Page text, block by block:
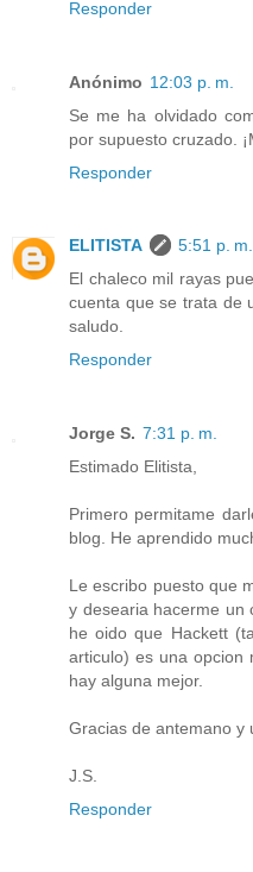
Responder
Anónimo 12:03 p. m.
Se me ha olvidado
por supuesto cruzado.
Responder
ELITISTA
5:51 p. m.
El chaleco mil rayas
cuenta que se trata de
saludo.
Responder
Jorge S. 7:31 p. m.
Estimado Elitista,
Primero permitame
blog. He aprendido
Le escribo puesto que
y desearia hacerme un
he oido que Hackett
articulo) es una opcion
hay alguna mejor.
Gracias de antemano y
J.S.
Responder